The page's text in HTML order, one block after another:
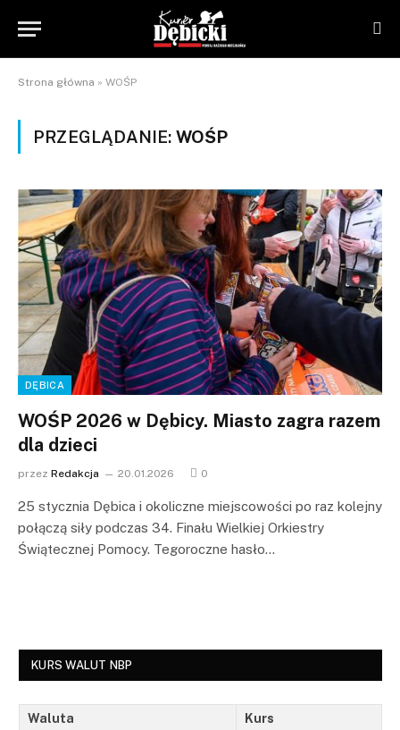
Strona główna » WOŚP
PRZEGLĄDANIE: WOŚP
DĘBICA
WOŚP 2026 w Dębicy. Miasto zagra razem
dla dzieci
przez Redakcja 20.01.2026 0
25 stycznia Dębica i okoliczne miejscowości po raz kolejny
połączą siły podczas 34. Finału Wielkiej Orkiestry
Świątecznej Pomocy. Tegoroczne hasło…
KURS WALUT NBP
Waluta Kurs